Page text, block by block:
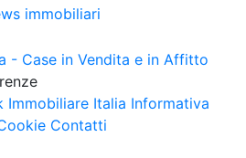
immobiliari
Immobiliare Italia Informativa
Contatti